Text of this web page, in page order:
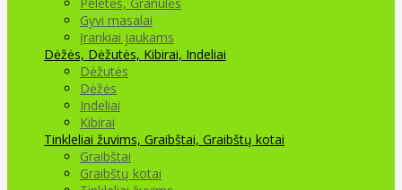
Gyvi masalai
Įrankiai jaukams
Dėžės, Dėžutės, Kibirai, Indeliai
Dėžutės
Dėžės
Indeliai
Kibirai
Tinkleliai žuvims, Graibštai, Graibštų kotai
Graibštai
Graibštų kotai